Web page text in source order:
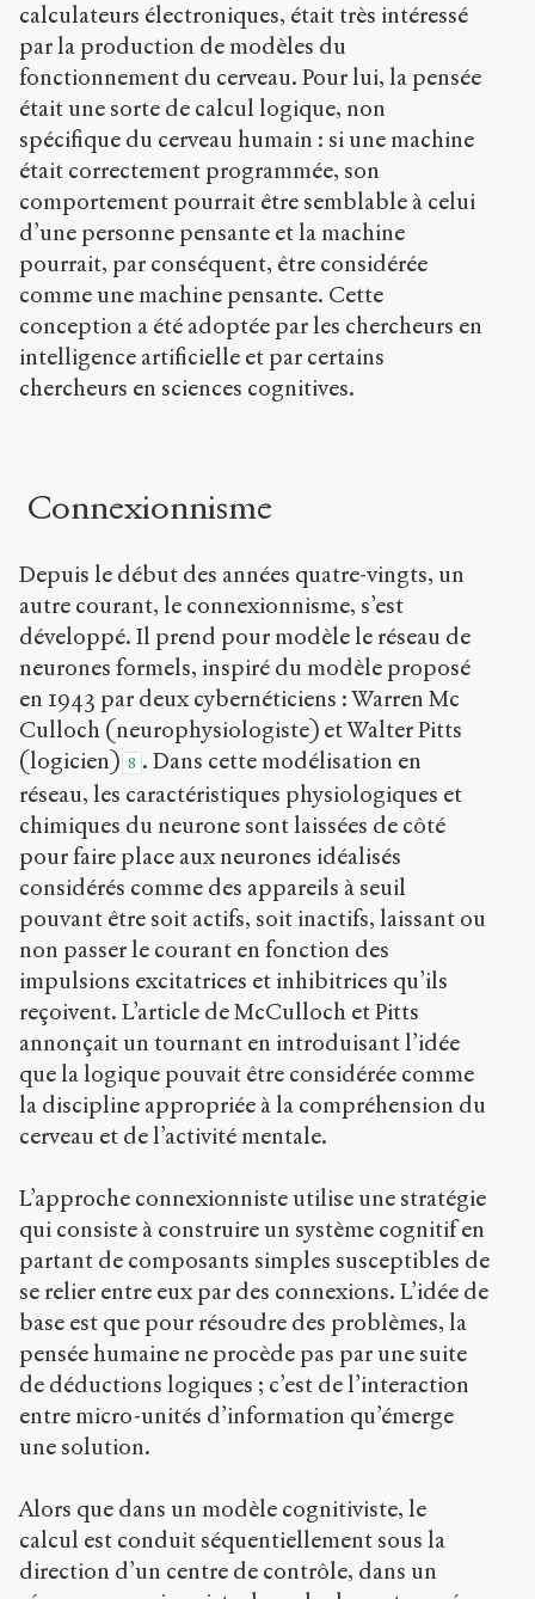
calculateurs électroniques, était très intéressé
par la production de modèles du
fonctionnement du cerveau. Pour lui, la pensée
était une sorte de calcul logique, non
spécifique du cerveau humain : si une machine
était correctement programmée, son
comportement pourrait être semblable à celui
d’une personne pensante et la machine
pourrait, par conséquent, être considérée
comme une machine pensante. Cette
conception a été adoptée par les chercheurs en
intelligence artificielle et par certains
chercheurs en sciences cognitives.
Connexionnisme
Depuis le début des années quatre-vingts, un
autre courant, le connexionnisme, s’est
développé. Il prend pour modèle le réseau de
neurones formels, inspiré du modèle proposé
en 1943 par deux cybernéticiens : Warren Mc
Culloch (neurophysiologiste) et Walter Pitts
(logicien) 8 . Dans cette modélisation en
réseau, les caractéristiques physiologiques et
chimiques du neurone sont laissées de côté
pour faire place aux neurones idéalisés
considérés comme des appareils à seuil
pouvant être soit actifs, soit inactifs, laissant ou
non passer le courant en fonction des
impulsions excitatrices et inhibitrices qu’ils
reçoivent. L’article de McCulloch et Pitts
annonçait un tournant en introduisant l’idée
que la logique pouvait être considérée comme
la discipline appropriée à la compréhension du
cerveau et de l’activité mentale.
L’approche connexionniste utilise une stratégie
qui consiste à construire un système cognitif en
partant de composants simples susceptibles de
se relier entre eux par des connexions. L’idée de
base est que pour résoudre des problèmes, la
pensée humaine ne procède pas par une suite
de déductions logiques ; c’est de l’interaction
entre micro-unités d’information qu’émerge
une solution.
Alors que dans un modèle cognitiviste, le
calcul est conduit séquentiellement sous la
direction d’un centre de contrôle, dans un